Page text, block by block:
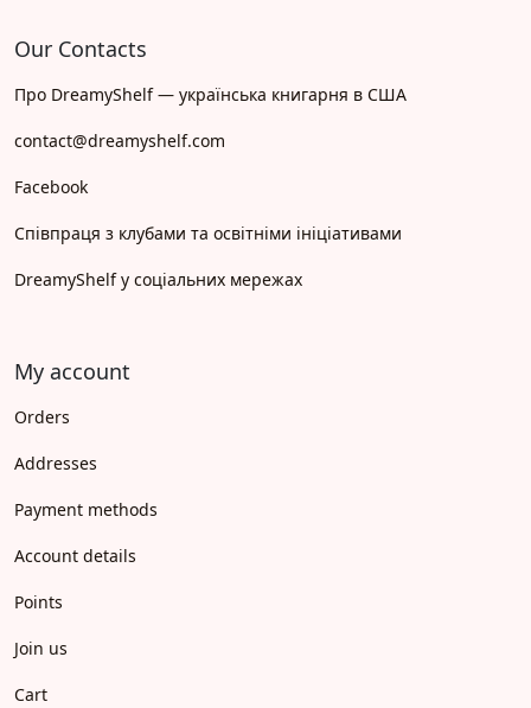
Our Contacts
Про DreamyShelf — українська книгарня в США
contact@dreamyshelf.com
Facebook
Співпраця з клубами та освітніми ініціативами
DreamyShelf у соціальних мережах
My account
Orders
Addresses
Payment methods
Account details
Points
Join us
Cart